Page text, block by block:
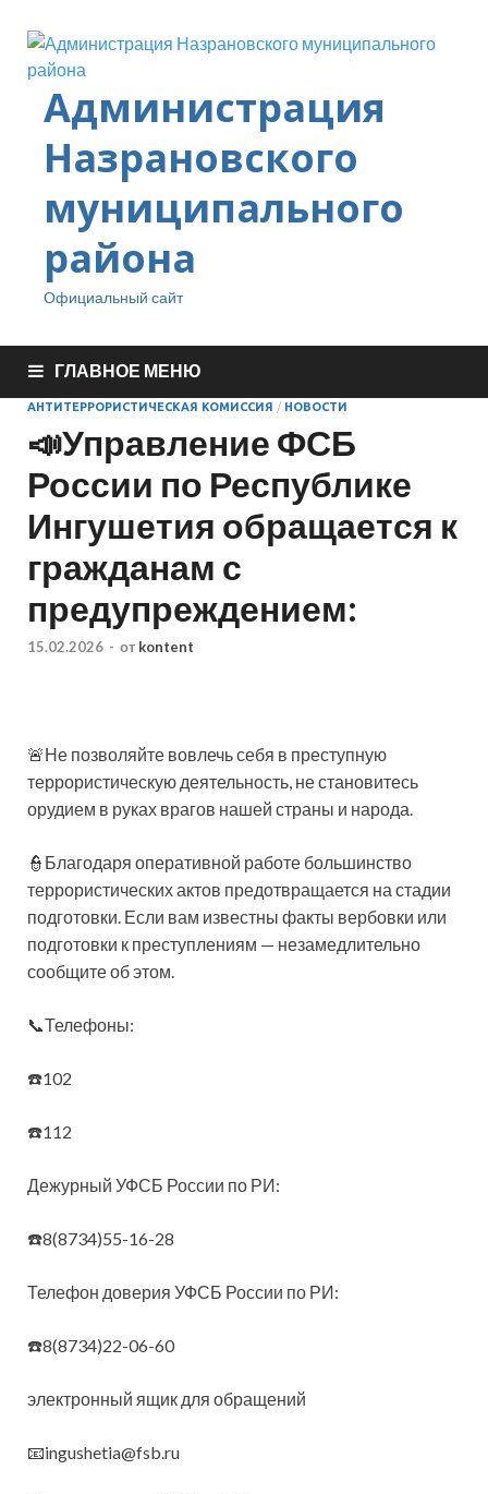
Администрация
Назрановского
муниципального
района
Официальный сайт
ГЛАВНОЕ МЕНЮ
АНТИТЕРРОРИСТИЧЕСКАЯ КОМИССИЯ / НОВОСТИ
📣Управление ФСБ
России по Республике
Ингушетия обращается к
гражданам с
предупреждением:
15.02.2026 - от kontent
🚨Не позволяйте вовлечь себя в преступную
террористическую деятельность, не становитесь
орудием в руках врагов нашей страны и народа.
👮Благодаря оперативной работе большинство
террористических актов предотвращается на стадии
подготовки. Если вам известны факты вербовки или
подготовки к преступлениям — незамедлительно
сообщите об этом.
📞Телефоны:
☎️102
☎️112
Дежурный УФСБ России по РИ:
☎️8(8734)55-16-28
Телефон доверия УФСБ России по РИ:
☎️8(8734)22-06-60
электронный ящик для обращений
📧ingushetia@fsb.ru